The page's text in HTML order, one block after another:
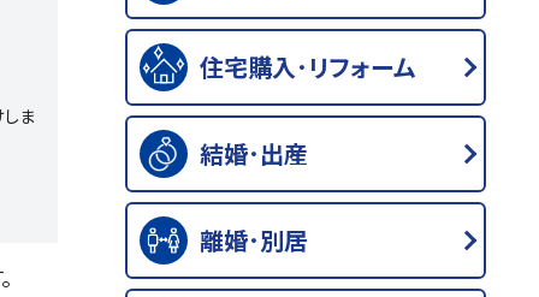
ま
住宅購入･リフォーム
結婚･出産
離婚･別居